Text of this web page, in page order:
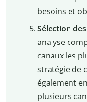
besoins et
Sélection
analyse
canaux les
stratégie de
également
plusieurs